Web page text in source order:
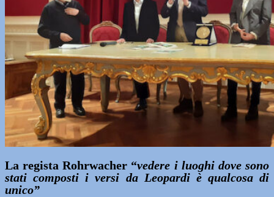
La regista Rohrwacher “vedere i luoghi dove sono
stati composti i versi da Leopardi è qualcosa di
unico”